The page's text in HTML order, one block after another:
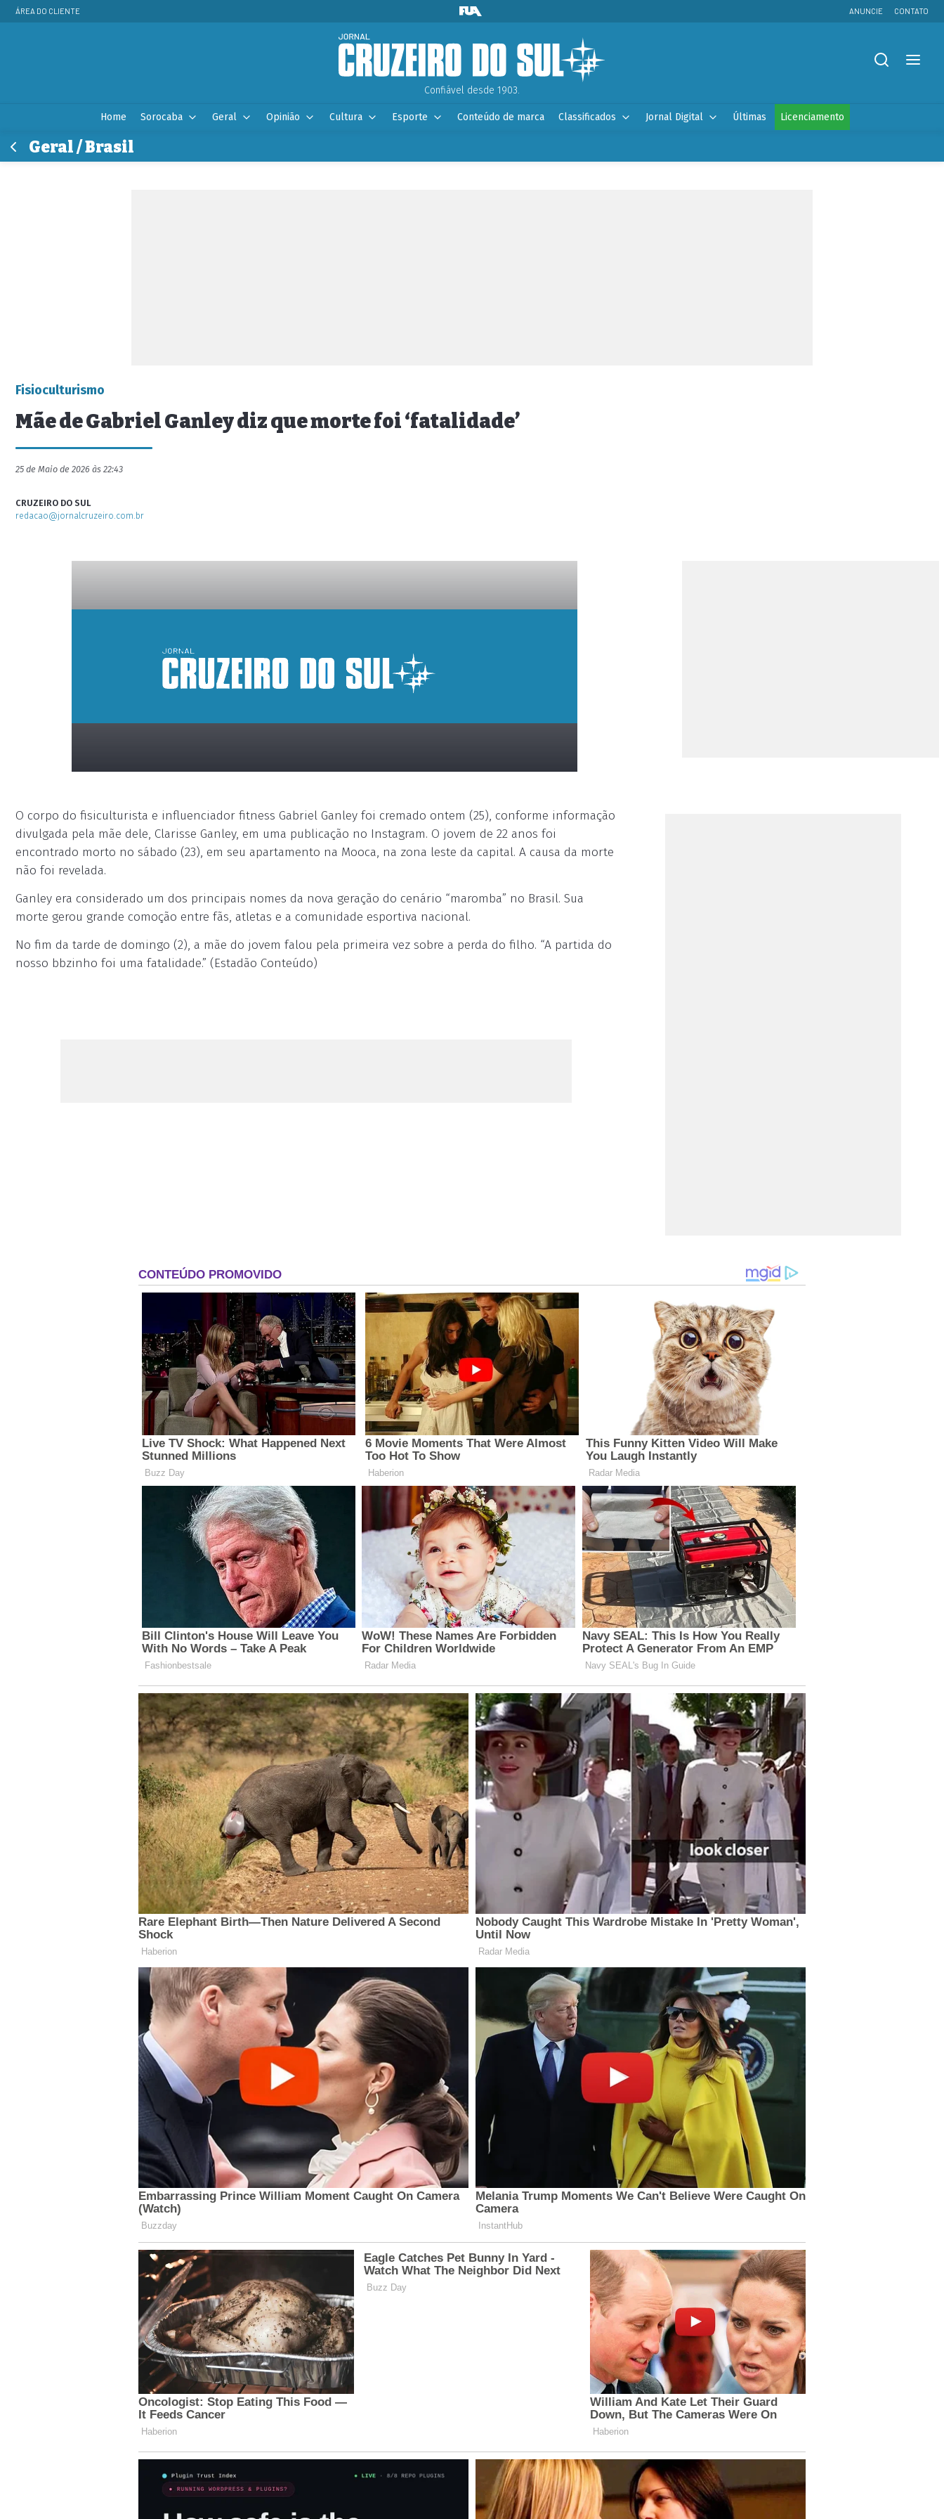
ÁREA DO CLIENTE ANUNCIE CONTATO
Confiável desde 1903.
Home Sorocaba Geral Opinião Cultura Esporte Conteúdo de marca Classificados Jornal Digital Últimas Licenciamento
Geral / Brasil
Fisioculturismo
Mãe de Gabriel Ganley diz que morte foi ‘fatalidade’
25 de Maio de 2026 às 22:43
CRUZEIRO DO SUL
redacao@jornalcruzeiro.com.br
O corpo do fisiculturista e influenciador fitness Gabriel Ganley foi cremado ontem (25), conforme informação
divulgada pela mãe dele, Clarisse Ganley, em uma publicação no Instagram. O jovem de 22 anos foi
encontrado morto no sábado (23), em seu apartamento na Mooca, na zona leste da capital. A causa da morte
não foi revelada.
Ganley era considerado um dos principais nomes da nova geração do cenário “maromba” no Brasil. Sua
morte gerou grande comoção entre fãs, atletas e a comunidade esportiva nacional.
No fim da tarde de domingo (2), a mãe do jovem falou pela primeira vez sobre a perda do filho. “A partida do
nosso bbzinho foi uma fatalidade.” (Estadão Conteúdo)